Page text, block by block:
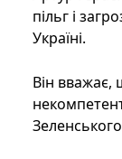
пільг і
Україні.
Він вважає,